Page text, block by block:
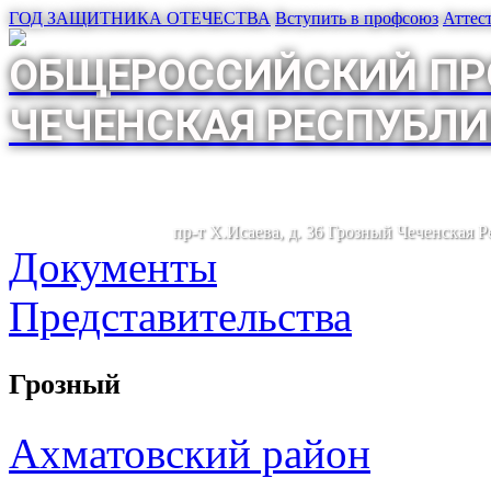
ГОД ЗАЩИТНИКА ОТЕЧЕСТВА Вступить в профсоюз
ОБЩЕРОССИЙСКИЙ
ЧЕЧЕНСКАЯ
пр-т Х.Исаева, д. 36 Грозный Чеченская
Документы
Представительства
Грозный
Ахматовский район